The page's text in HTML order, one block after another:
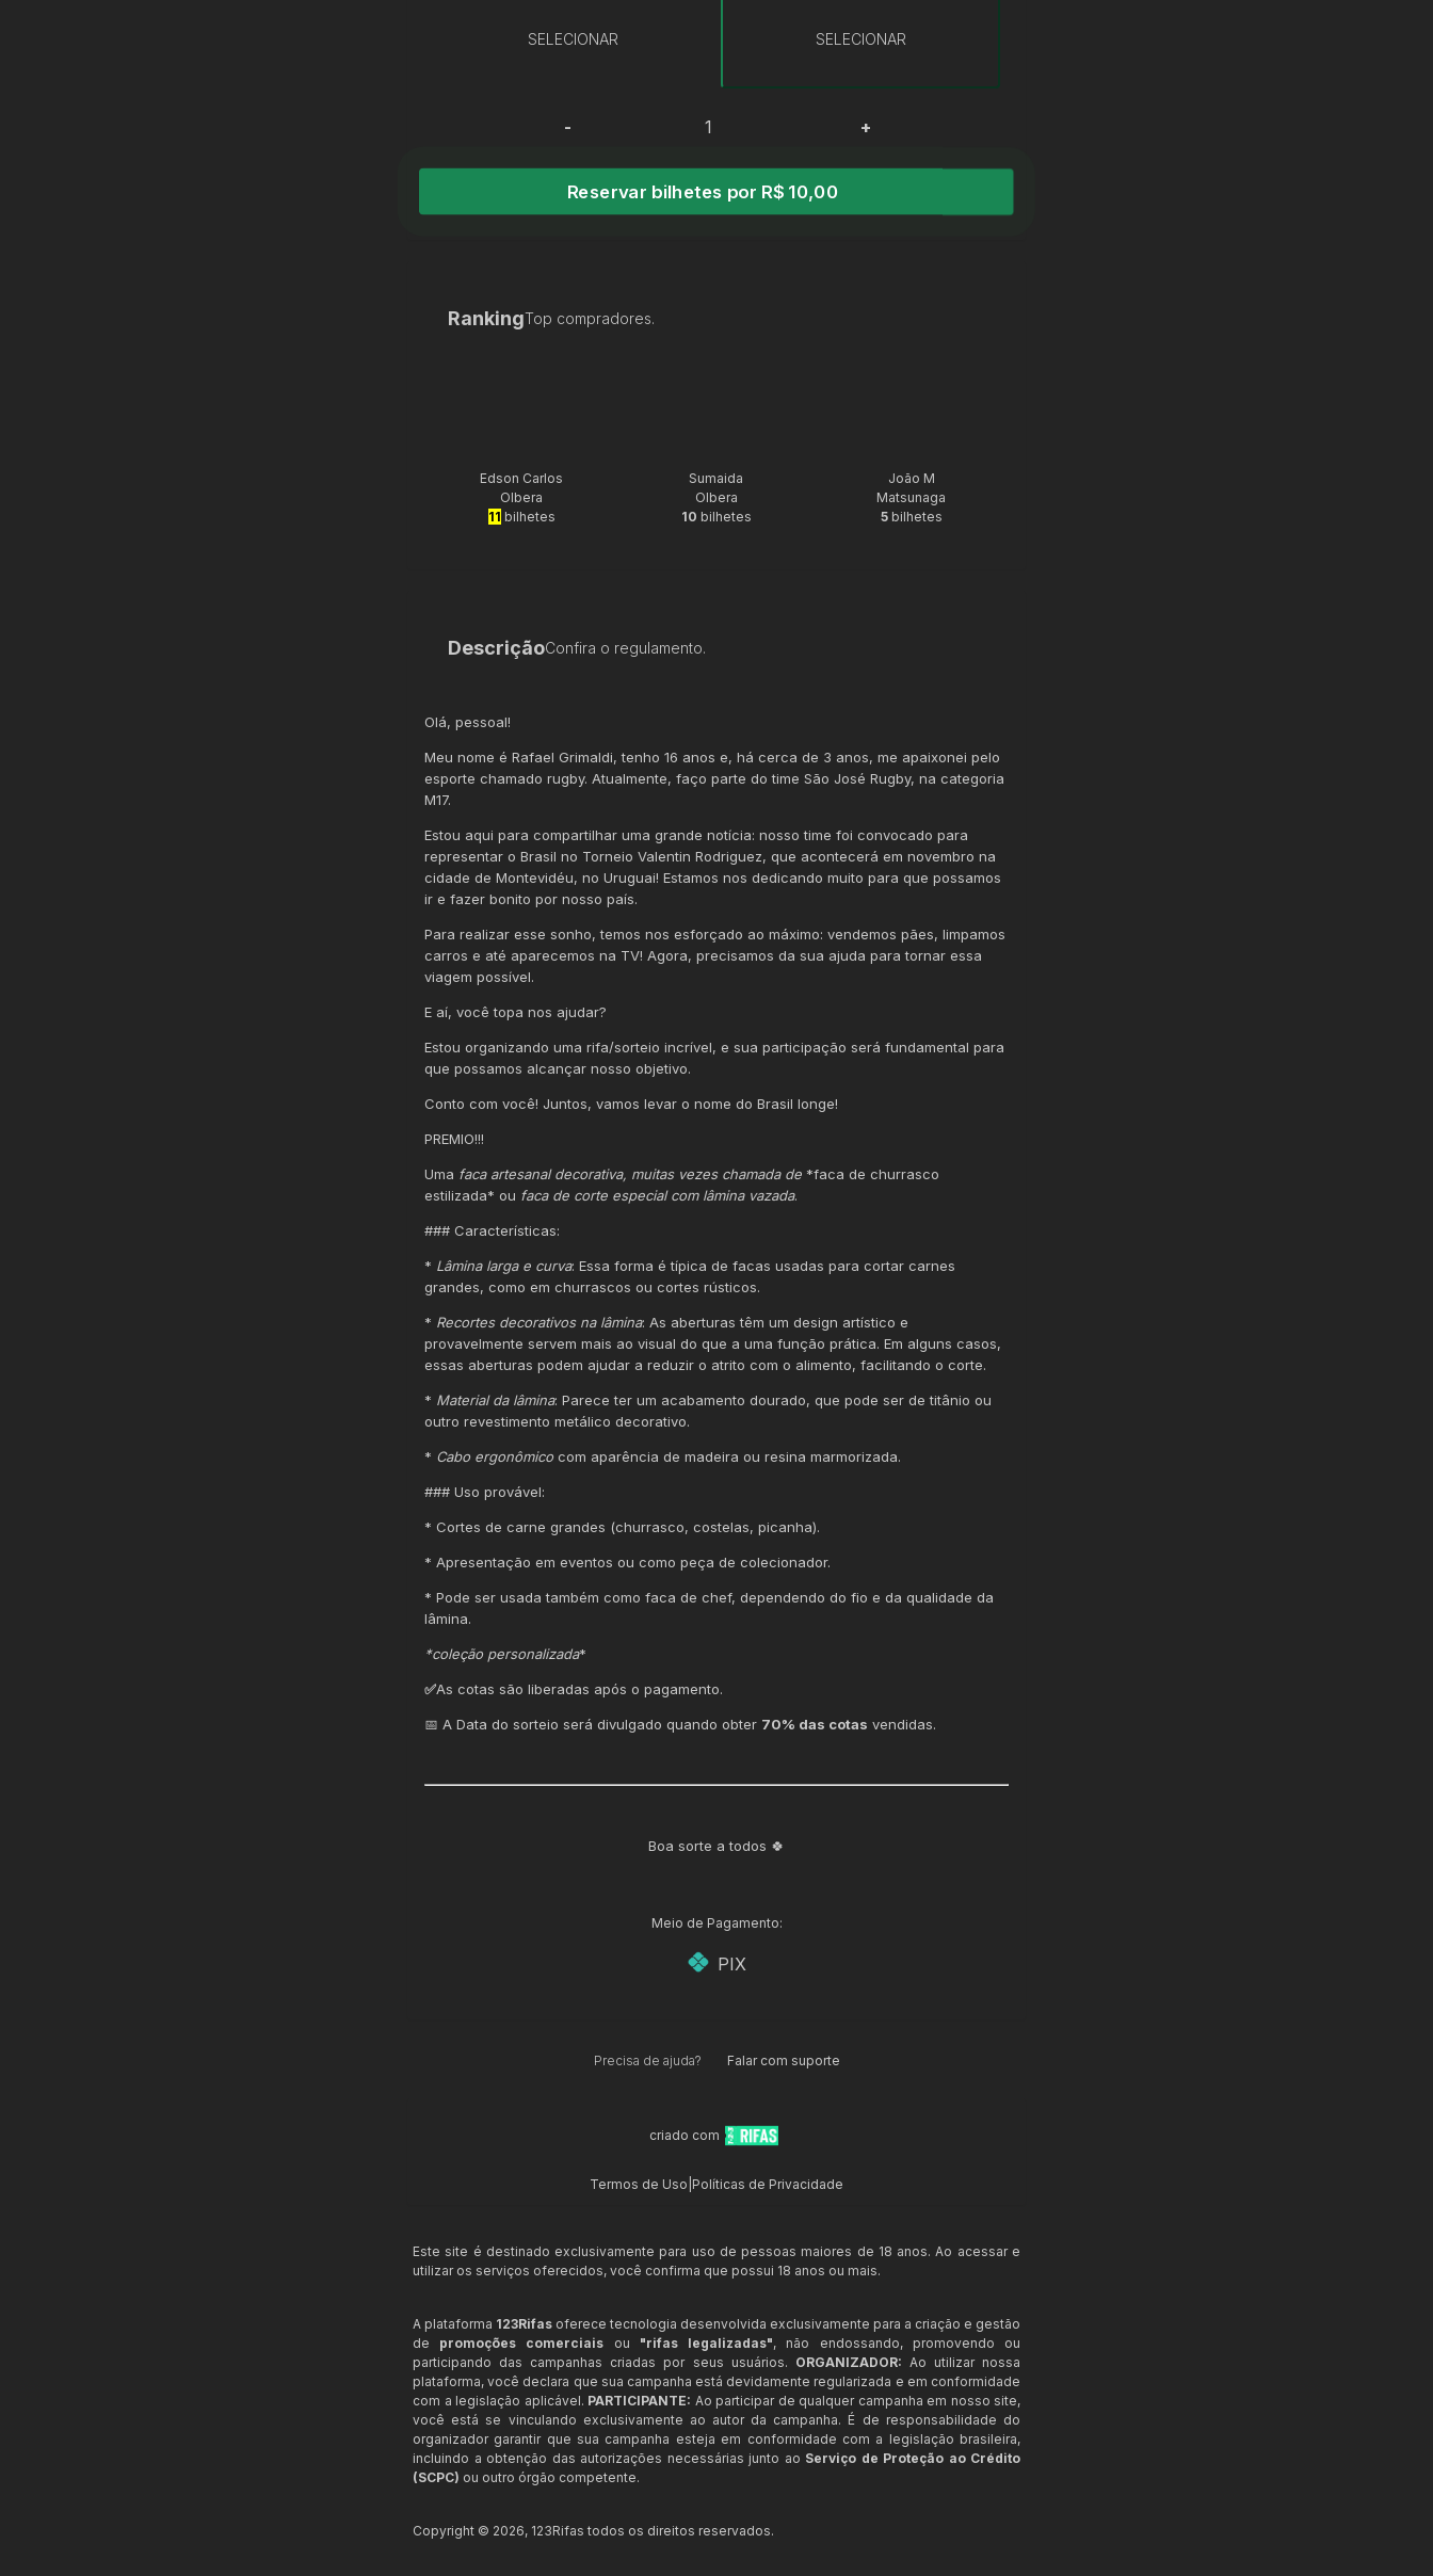
SELECIONAR SELECIONAR
- +
Reservar bilhetes por R$ 10,00
RankingTop compradores.
Edson Carlos
Olbera
11 bilhetes
Sumaida
Olbera
10 bilhetes
João M
Matsunaga
5bilhetes
DescriçãoConfira o regulamento.
Olá, pessoal!
Meu nome é Rafael Grimaldi, tenho 16 anos e, há cerca de 3 anos, me apaixonei pelo
esporte chamado rugby. Atualmente, faço parte do time São José Rugby, na categoria
M17.
Estou aqui para compartilhar uma grande notícia: nosso time foi convocado para
representar o Brasil no Torneio Valentin Rodriguez, que acontecerá em novembro na
cidade de Montevidéu, no Uruguai! Estamos nos dedicando muito para que possamos
ir e fazer bonito por nosso país.
Para realizar esse sonho, temos nos esforçado ao máximo: vendemos pães, limpamos
carros e até aparecemos na TV! Agora, precisamos da sua ajuda para tornar essa
viagem possível.
E aí, você topa nos ajudar?
Estou organizando uma rifa/sorteio incrível, e sua participação será fundamental para
que possamos alcançar nosso objetivo.
Conto com você! Juntos, vamos levar o nome do Brasil longe!
PREMIO!!!
Uma faca artesanal decorativa, muitas vezes chamada de *faca de churrasco
estilizada* ou faca de corte especial com lâmina vazada.
### Características:
* Lâmina larga e curva: Essa forma é típica de facas usadas para cortar carnes
grandes, como em churrascos ou cortes rústicos.
* Recortes decorativos na lâmina: As aberturas têm um design artístico e
provavelmente servem mais ao visual do que a uma função prática. Em alguns casos,
essas aberturas podem ajudar a reduzir o atrito com o alimento, facilitando o corte.
* Material da lâmina: Parece ter um acabamento dourado, que pode ser de titânio ou
outro revestimento metálico decorativo.
* Cabo ergonômico com aparência de madeira ou resina marmorizada.
### Uso provável:
* Cortes de carne grandes (churrasco, costelas, picanha).
* Apresentação em eventos ou como peça de colecionador.
* Pode ser usada também como faca de chef, dependendo do fio e da qualidade da
lâmina.
*coleção personalizada*
✅As cotas são liberadas após o pagamento.
📅 A Data do sorteio será divulgado quando obter 70% das cotas vendidas.
Boa sorte a todos 🍀
Meio de Pagamento:
PIX
Precisa de ajuda? Falar com suporte
criado com
Termos de Uso Políticas de Privacidade
Este site é destinado exclusivamente para uso de pessoas maiores de 18 anos. Ao acessar e
utilizar os serviços oferecidos, você confirma que possui 18 anos ou mais.
A plataforma 123Rifas oferece tecnologia desenvolvida exclusivamente para a criação e gestão
de promoções comerciais ou "rifas legalizadas", não endossando, promovendo ou
participando das campanhas criadas por seus usuários. ORGANIZADOR: Ao utilizar nossa
plataforma, você declara que sua campanha está devidamente regularizada e em conformidade
com a legislação aplicável. PARTICIPANTE: Ao participar de qualquer campanha em nosso site,
você está se vinculando exclusivamente ao autor da campanha. É de responsabilidade do
organizador garantir que sua campanha esteja em conformidade com a legislação brasileira,
incluindo a obtenção das autorizações necessárias junto ao Serviço de Proteção ao Crédito
(SCPC) ou outro órgão competente.
Copyright © 2026, 123Rifas todos os direitos reservados.